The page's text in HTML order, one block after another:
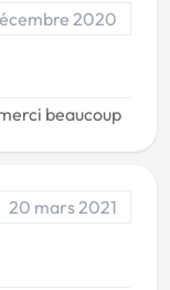
2020
beaucoup
20 mars 2021